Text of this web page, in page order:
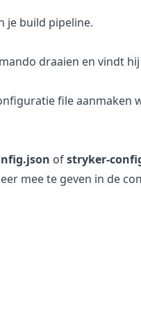
je build pipeline.
draaien en vindt
file aanmaken
ofstryker-
mee te geven in de